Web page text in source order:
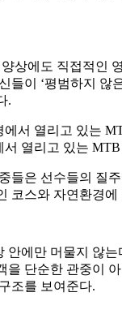
상에도 직접적인
들이 ‘평범하지
.
서 열리고 있는
들은 선수들의 질
코스와 자연환경
안에만 머물지 않
을 단순한 관중이
조를 보여준다.